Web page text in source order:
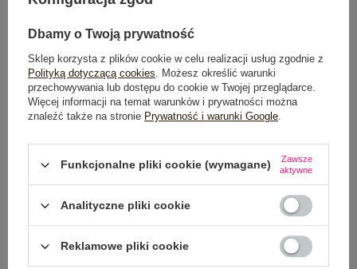
ściąganą talią RUE PARIS
Najniższa cena z 30 dni:
129,99 zł
+4
Najniższa cena z 30 dni:
129,99 zł
+4
-23% -23%
Dbamy o Twoją prywatność
Sklep korzysta z plików cookie w celu realizacji usług zgodnie z
Polityką dotyczącą cookies. Możesz określić warunki
przechowywania lub dostępu do cookie w Twojej przeglądarce.
Więcej informacji na temat warunków i prywatności można
znaleźć także na stronie Prywatność i warunki Google.
Funkcjonalne pliki cookie (wymagane)
Zawsze
aktywne
Analityczne pliki cookie
Reklamowe pliki cookie